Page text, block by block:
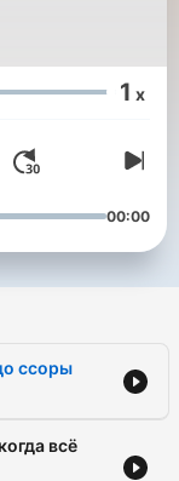
1 x
00:00
ссоры
всё